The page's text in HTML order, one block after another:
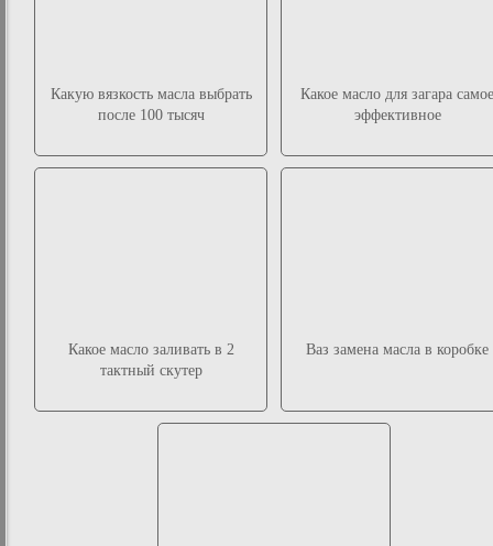
Какую вязкость масла выбрать
после 100 тысяч
Какое масло для загара самое
эффективное
Какое масло заливать в 2
тактный скутер
Ваз замена масла в коробке